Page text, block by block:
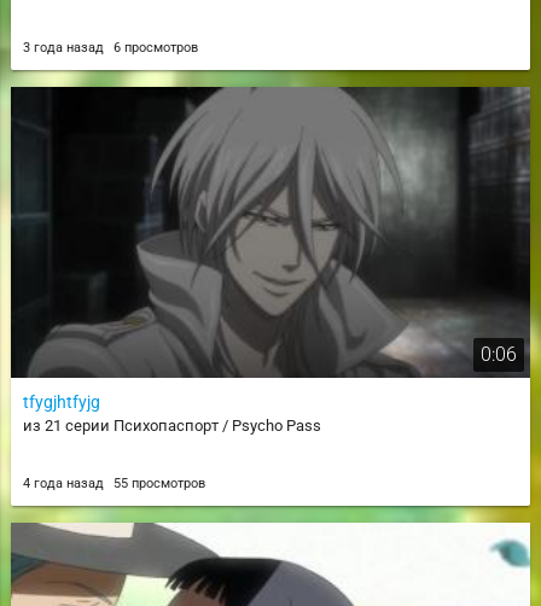
3 года назад 6 просмотров
0:06
tfygjhtfyjg
из 21 серии Психопаспорт / Psycho Pass
4 года назад 55 просмотров